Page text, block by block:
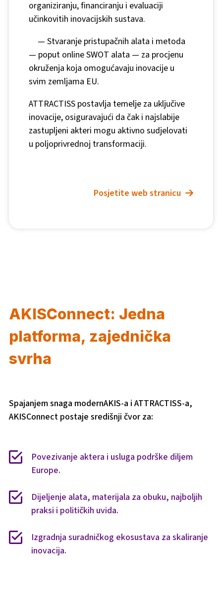
organiziranju, financiranju i evaluaciji
učinkovitih inovacijskih sustava.
— Stvaranje pristupačnih alata i metoda
— poput online SWOT alata — za procjenu
okruženja koja omogućavaju inovacije u
svim zemljama EU.
ATTRACTISS postavlja temelje za uključive
inovacije, osiguravajući da čak i najslabije
zastupljeni akteri mogu aktivno sudjelovati
u poljoprivrednoj transformaciji.
Posjetite web stranicu
AKISConnect: Jedna
platforma, zajednička
svrha
Spajanjem snaga modernAKIS-a i ATTRACTISS-a,
AKISConnect postaje središnji čvor za:
Povezivanje aktera i usluga podrške diljem
Europe.
Dijeljenje alata, materijala za obuku, najboljih
praksi i političkih uvida.
Izgradnja suradničkog ekosustava za skaliranje
inovacija.